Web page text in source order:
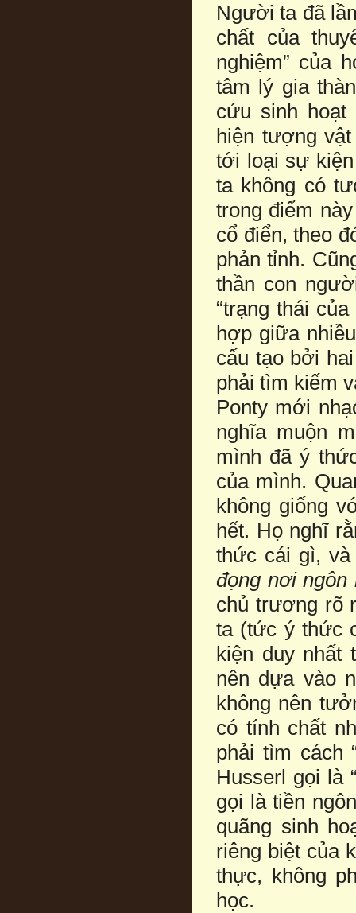
Người ta đã
chất của
nghiệm” của
tâm lý gia
cứu sinh
hiện tượng
tới loại sự
ta không có
trong điểm
cổ điển, theo
phản tỉnh.
thần con
“trạng thái
hợp giữa
cấu tạo bởi
phải tìm kiếm
Ponty mới
nghĩa muộn
mình đã ý
của mình.
không giống
hết. Họ nghĩ
thức cái gì,
đọng nơi ngôn
chủ trương rõ
ta (tức ý thức
kiện duy nhất
nên dựa vào
không nên
có tính chất
phải tìm cách
Husserl gọi là
gọi là tiền
quãng sinh
riêng biệt của
thực, không
học.